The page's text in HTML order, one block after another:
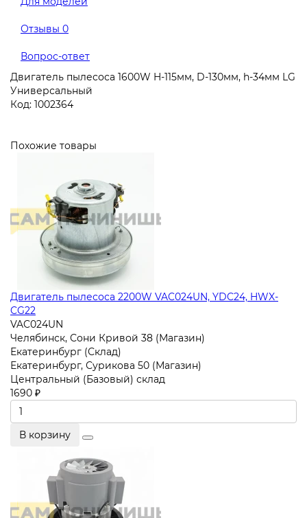
Отзывы 0
Вопрос-ответ
Двигатель пылесоса 1600W H-115мм, D-130мм, h-34мм LG
Универсальный
Код: 1002364
Похожие товары
Двигатель пылесоса 2200W VAC024UN, YDC24, HWX-
CG22
VAC024UN
Челябинск, Сони Кривой 38 (Магазин)
Екатеринбург (Склад)
Екатеринбург, Сурикова 50 (Магазин)
Центральный (Базовый) склад
1690 ₽
В корзину